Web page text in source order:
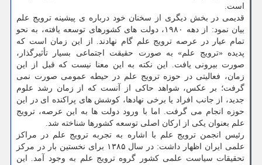
است.
قدیمی در بخش دیگری از سخنان خود درباره ی پیشینه ترویج علم
بیان نمود: از دهه ۱۹۸۰، دولت های کشورهای توسعه یافته، به نحو
تمام عیار در عرصه ترویج علم گام نهادند. از این زمان است که
پدیده «ترویج علم» به صورت حقیقت اجتماعی بسیار تأثیرگذار،
صورت بیرونی یافت. این نکته به این معنا نیست که قبل از این
زمان، فعالیتی در حوزه ترویج علم در حیطه عمومی صورت نمی
گرفت؛ بر عکس، شواهد حاکی از آنست که از زمان رشد علوم
جدید، از جانب افراد یا برخی نهادها، کوشش های پراکنده ای در این
حوزه انجام می گرفت. اما با ورود دولت ها به این عرصه، ترویج
علم بعنوان یکی از ارکان اصلی توسعه کشورها شناخته شد.
رئیس انجمن ترویج علم با اشاره به تجربه ترویج علم در مراکز
علمی ایران اظهار داشت: در سال ۱۳۸۵ برای نخستین بار در مرکز
تحقیقات سیاست علمی کشور گروه ترویج علم به وجود آمد. این